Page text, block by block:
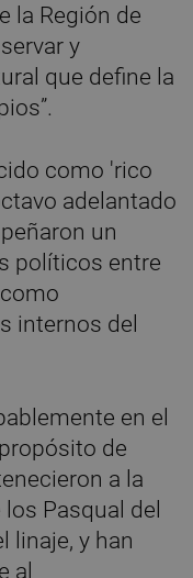
la Región de
y
que define la
como 'rico
adelantado
un
políticos entre
internos del
en el
de
a la
Pasqual del
linaje, y han
al